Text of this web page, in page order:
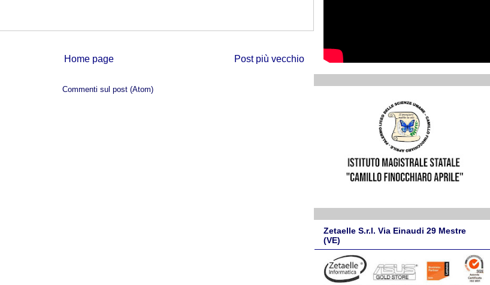
Post più vecchio
Home page
Commenti sul post (Atom)
Zetaelle S.r.l. Via Einaudi 29 Mestre
(VE)